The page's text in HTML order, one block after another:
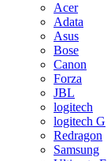
Acer
Adata
Asus
Bose
Canon
Forza
JBL
logitech
logitech G
Redragon
Samsung